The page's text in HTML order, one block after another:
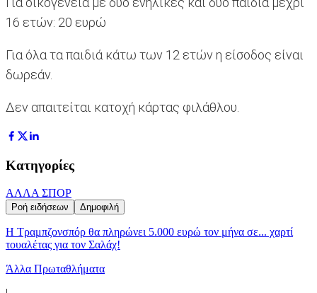
16 ετών: 20 ευρώ
Για όλα τα παιδιά κάτω των 12 ετών η είσοδος είναι
δωρεάν.
Δεν απαιτείται κατοχή κάρτας φιλάθλου.
Κατηγορίες
ΑΛΛΑ ΣΠΟΡ
Ροή ειδήσεων Δημοφιλή
Η Τραμπζονσπόρ θα πληρώνει 5.000 ευρώ τον μήνα σε... χαρτί
τουαλέτας για τον Σαλάχ!
Άλλα Πρωταθλήματα